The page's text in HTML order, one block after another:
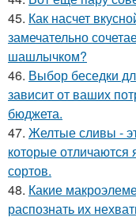
45. Как насчет
замечательно
шашлычком?
46. Выбор беседки
зависит от ваших
бюджета.
47. Желтые сливы -
которые отличаются
сортов.
48. Какие
распознать их